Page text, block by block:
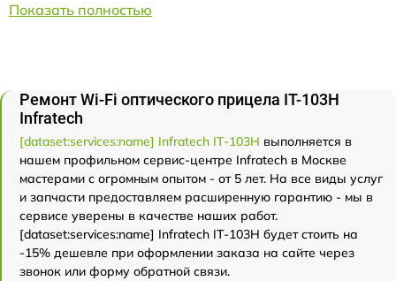
Показать полностью
Ремонт Wi-Fi оптического прицела IT-103Н
Infratech
[dataset:services:name] Infratech IT-103Н выполняется в
нашем профильном сервис-центре Infratech в Москве
мастерами с огромным опытом - от 5 лет. На все виды услуг
и запчасти предоставляем расширенную гарантию - мы в
сервисе уверены в качестве наших работ.
[dataset:services:name] Infratech IT-103Н будет стоить на
-15% дешевле при оформлении заказа на сайте через
звонок или форму обратной связи.